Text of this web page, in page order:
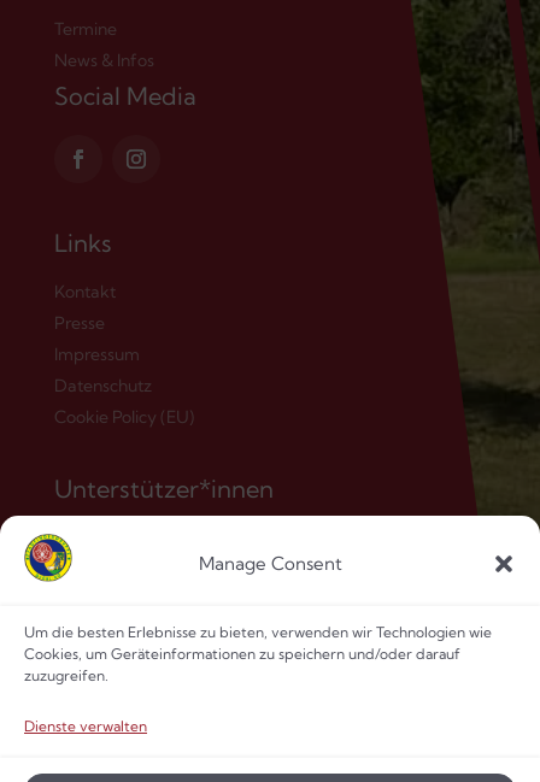
Manage Consent
Um die besten Erlebnisse zu bieten, verwenden wir Technologien wie
Cookies, um Geräteinformationen zu speichern und/oder darauf
zuzugreifen.
Dienste verwalten
Termine
News & Infos
Social Media
Links
Kontakt
Presse
Impressum
Datenschutz
Cookie Policy (EU)
Unterstützer*innen